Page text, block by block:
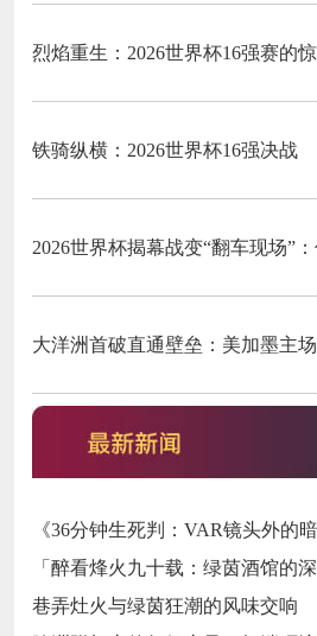
烈焰重生：2026世界杯16强赛的
铁骑纵横：2026世界杯16强决战
2026世界杯揭幕战变“翻车现场”
《36分钟生死判：VAR镜头外的
「醉看烽火九十载：绿茵酒馆的深
巷弄灶火与绿茵狂潮的风味交响